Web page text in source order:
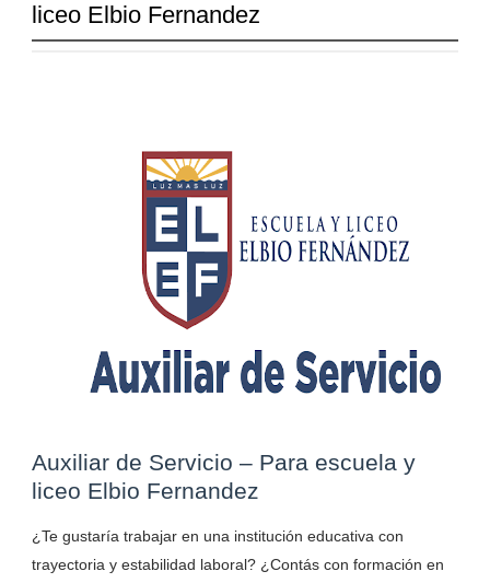
liceo Elbio Fernandez
Auxiliar de Servicio – Para escuela y
liceo Elbio Fernandez
¿Te gustaría trabajar en una institución educativa con
trayectoria y estabilidad laboral? ¿Contás con formación en